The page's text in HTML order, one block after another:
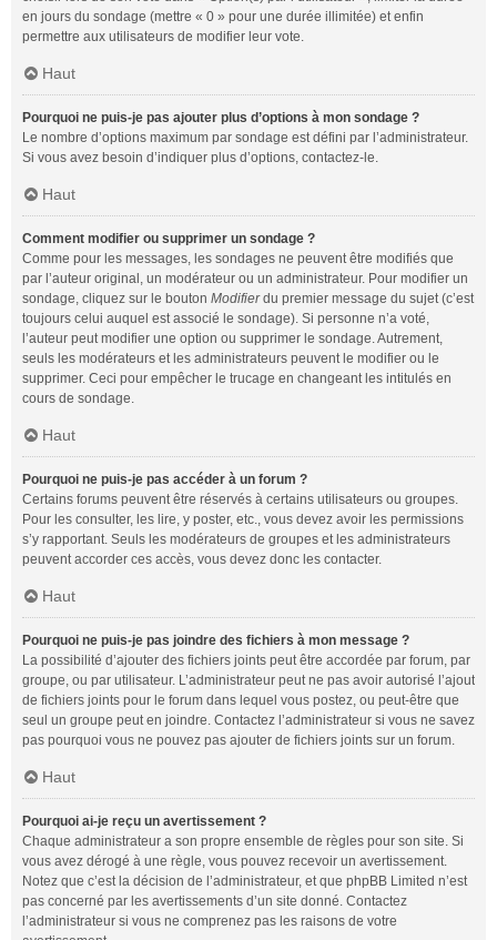
en jours du sondage (mettre « 0 » pour une durée illimitée) et enfin
permettre aux utilisateurs de modifier leur vote.
Haut
Pourquoi ne puis-je pas ajouter plus d’options à mon sondage ?
Le nombre d’options maximum par sondage est défini par l’administrateur.
Si vous avez besoin d’indiquer plus d’options, contactez-le.
Haut
Comment modifier ou supprimer un sondage ?
Comme pour les messages, les sondages ne peuvent être modifiés que
par l’auteur original, un modérateur ou un administrateur. Pour modifier un
sondage, cliquez sur le bouton Modifierdu premier message du sujet (c’est
toujours celui auquel est associé le sondage). Si personne n’a voté,
l’auteur peut modifier une option ou supprimer le sondage. Autrement,
seuls les modérateurs et les administrateurs peuvent le modifier ou le
supprimer. Ceci pour empêcher le trucage en changeant les intitulés en
cours de sondage.
Haut
Pourquoi ne puis-je pas accéder à un forum ?
Certains forums peuvent être réservés à certains utilisateurs ou groupes.
Pour les consulter, les lire, y poster, etc., vous devez avoir les permissions
s’y rapportant. Seuls les modérateurs de groupes et les administrateurs
peuvent accorder ces accès, vous devez donc les contacter.
Haut
Pourquoi ne puis-je pas joindre des fichiers à mon message ?
La possibilité d’ajouter des fichiers joints peut être accordée par forum, par
groupe, ou par utilisateur. L’administrateur peut ne pas avoir autorisé l’ajout
de fichiers joints pour le forum dans lequel vous postez, ou peut-être que
seul un groupe peut en joindre. Contactez l’administrateur si vous ne savez
pas pourquoi vous ne pouvez pas ajouter de fichiers joints sur un forum.
Haut
Pourquoi ai-je reçu un avertissement ?
Chaque administrateur a son propre ensemble de règles pour son site. Si
vous avez dérogé à une règle, vous pouvez recevoir un avertissement.
Notez que c’est la décision de l’administrateur, et que phpBB Limited n’est
pas concerné par les avertissements d’un site donné. Contactez
l’administrateur si vous ne comprenez pas les raisons de votre